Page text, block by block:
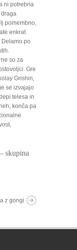
ni potrebna
pomembno,
enkrat
Delamo po
so za
Gre
Grishin,
se izvajajo
telesa in
konča pa
skupina
z gongi